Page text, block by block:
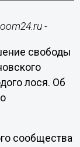
-
свободы
лося. Об
сообщества